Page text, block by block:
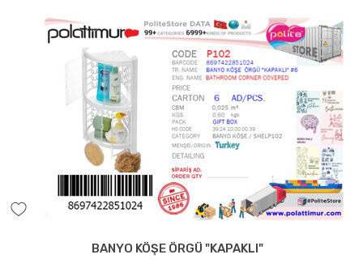
BANYO KÖŞE ÖRGÜ "KAPAKLI"